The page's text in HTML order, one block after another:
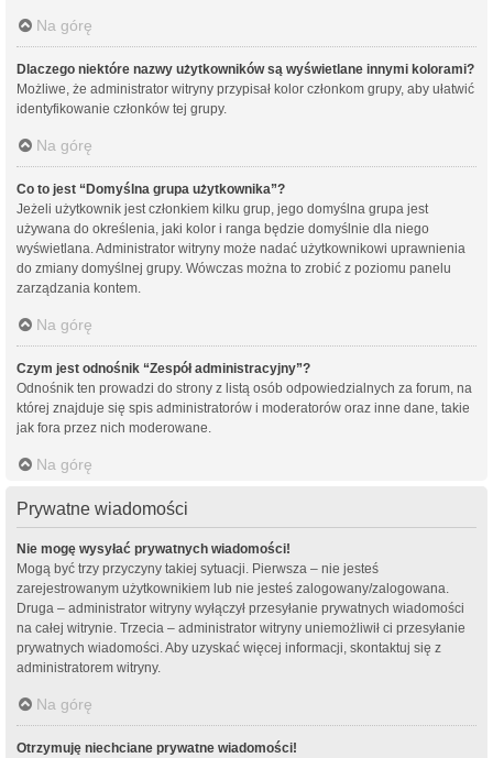
Na górę
Dlaczego niektóre nazwy użytkowników są wyświetlane innymi kolorami?
Możliwe, że administrator witryny przypisał kolor członkom grupy, aby ułatwić
identyfikowanie członków tej grupy.
Na górę
Co to jest “Domyślna grupa użytkownika”?
Jeżeli użytkownik jest członkiem kilku grup, jego domyślna grupa jest
używana do określenia, jaki kolor i ranga będzie domyślnie dla niego
wyświetlana. Administrator witryny może nadać użytkownikowi uprawnienia
do zmiany domyślnej grupy. Wówczas można to zrobić z poziomu panelu
zarządzania kontem.
Na górę
Czym jest odnośnik “Zespół administracyjny”?
Odnośnik ten prowadzi do strony z listą osób odpowiedzialnych za forum, na
której znajduje się spis administratorów i moderatorów oraz inne dane, takie
jak fora przez nich moderowane.
Na górę
Prywatne wiadomości
Nie mogę wysyłać prywatnych wiadomości!
Mogą być trzy przyczyny takiej sytuacji. Pierwsza – nie jesteś
zarejestrowanym użytkownikiem lub nie jesteś zalogowany/zalogowana.
Druga – administrator witryny wyłączył przesyłanie prywatnych wiadomości
na całej witrynie. Trzecia – administrator witryny uniemożliwił ci przesyłanie
prywatnych wiadomości. Aby uzyskać więcej informacji, skontaktuj się z
administratorem witryny.
Na górę
Otrzymuję niechciane prywatne wiadomości!